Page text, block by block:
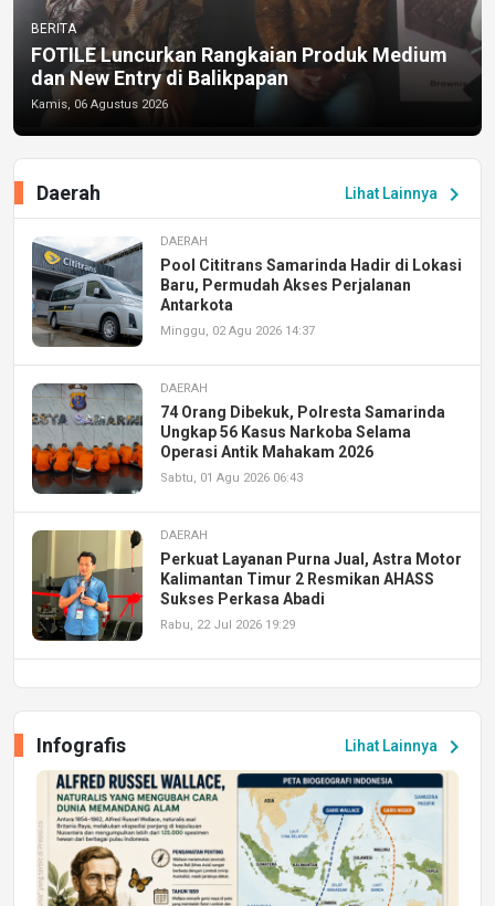
BERITA
FOTILE Luncurkan Rangkaian Produk Medium
dan New Entry di Balikpapan
Kamis, 06 Agustus 2026
Lihat Lainnya chevron_right
Daerah
DAERAH
Pool Cititrans Samarinda Hadir di Lokasi
Baru, Permudah Akses Perjalanan
Antarkota
Minggu, 02 Agu 2026 14:37
DAERAH
74 Orang Dibekuk, Polresta Samarinda
Ungkap 56 Kasus Narkoba Selama
Operasi Antik Mahakam 2026
Sabtu, 01 Agu 2026 06:43
DAERAH
Perkuat Layanan Purna Jual, Astra Motor
Kalimantan Timur 2 Resmikan AHASS
Sukses Perkasa Abadi
Rabu, 22 Jul 2026 19:29
Peluang Kerja dan Magang
Jumat, 17 Jul 2026 22:30
DAERAH
Astra Motor Kalimantan Timur 2 Dukung
Mahasiswa Samarinda dalam Astra
Honda SDGs Future Leaders 2026
Lihat Lainnya chevron_right
Infografis